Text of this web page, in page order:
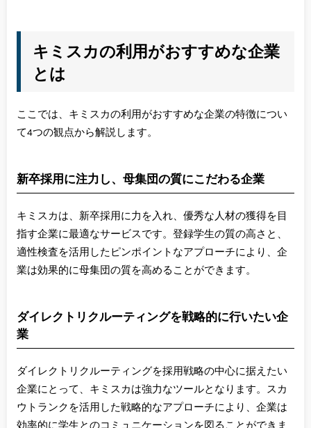
キミスカの利用がおすすめな企業
とは
ここでは、キミスカの利用がおすすめな企業の特徴につい
て4つの観点から解説します。
新卒採用に注力し、母集団の質にこだわる企業
キミスカは、新卒採用に力を入れ、優秀な人材の獲得を目
指す企業に最適なサービスです。登録学生の質の高さと、
適性検査を活用したピンポイントなアプローチにより、企
業は効果的に母集団の質を高めることができます。
ダイレクトリクルーティングを戦略的に行いたい企
業
ダイレクトリクルーティングを採用戦略の中心に据えたい
企業にとって、キミスカは強力なツールとなります。スカ
ウトランクを活用した戦略的なアプローチにより、企業は